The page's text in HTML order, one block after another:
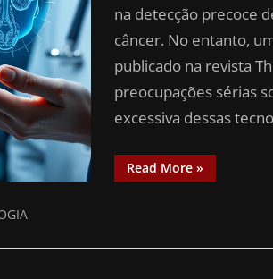
na detecção precoce
câncer. No entanto,
publicado na revista
preocupações sérias
excessiva dessas
Read More»